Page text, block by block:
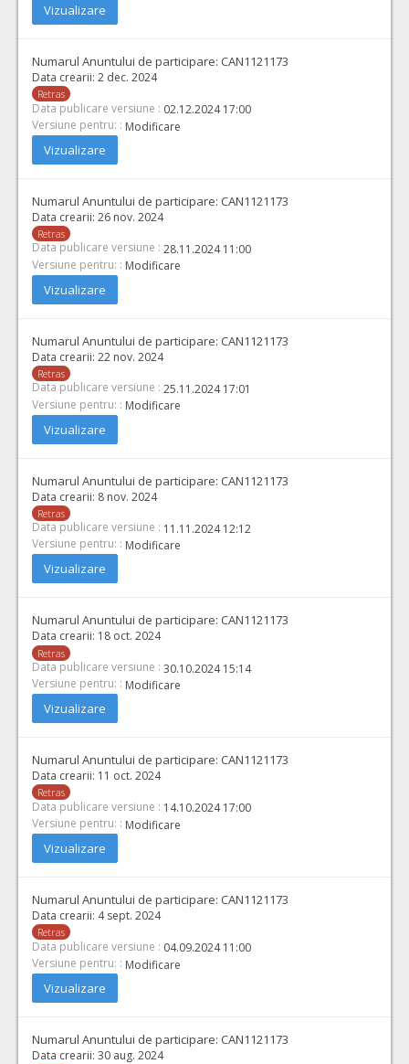
Vizualizare
Numarul Anuntului de participare: CAN1121173
Data crearii: 2 dec. 2024
Retras
Data publicare versiune : 02.12.2024 17:00
Versiune pentru: : Modificare
Vizualizare
Numarul Anuntului de participare: CAN1121173
Data crearii: 26 nov. 2024
Retras
Data publicare versiune : 28.11.2024 11:00
Versiune pentru: : Modificare
Vizualizare
Numarul Anuntului de participare: CAN1121173
Data crearii: 22 nov. 2024
Retras
Data publicare versiune : 25.11.2024 17:01
Versiune pentru: : Modificare
Vizualizare
Numarul Anuntului de participare: CAN1121173
Data crearii: 8 nov. 2024
Retras
Data publicare versiune : 11.11.2024 12:12
Versiune pentru: : Modificare
Vizualizare
Numarul Anuntului de participare: CAN1121173
Data crearii: 18 oct. 2024
Retras
Data publicare versiune : 30.10.2024 15:14
Versiune pentru: : Modificare
Vizualizare
Numarul Anuntului de participare: CAN1121173
Data crearii: 11 oct. 2024
Retras
Data publicare versiune : 14.10.2024 17:00
Versiune pentru: : Modificare
Vizualizare
Numarul Anuntului de participare: CAN1121173
Data crearii: 4 sept. 2024
Retras
Data publicare versiune : 04.09.2024 11:00
Versiune pentru: : Modificare
Vizualizare
Numarul Anuntului de participare: CAN1121173
Data crearii: 30 aug. 2024